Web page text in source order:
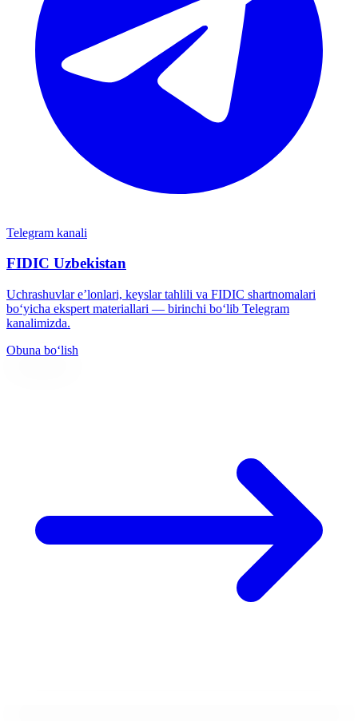
Telegram kanali
FIDIC Uzbekistan
Uchrashuvlar e’lonlari, keyslar tahlili va FIDIC shartnomalari
bo‘yicha ekspert materiallari — birinchi bo‘lib Telegram
kanalimizda.
Obuna bo‘lish